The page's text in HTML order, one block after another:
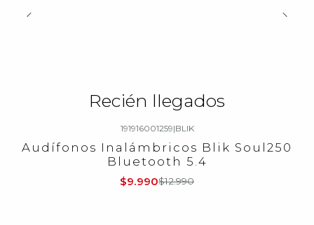
Recién llegados
-23%OFF
191916001259|BLIK
Audífonos Inalámbricos Blik Soul250
Bluetooth 5.4
$9.990$12.990